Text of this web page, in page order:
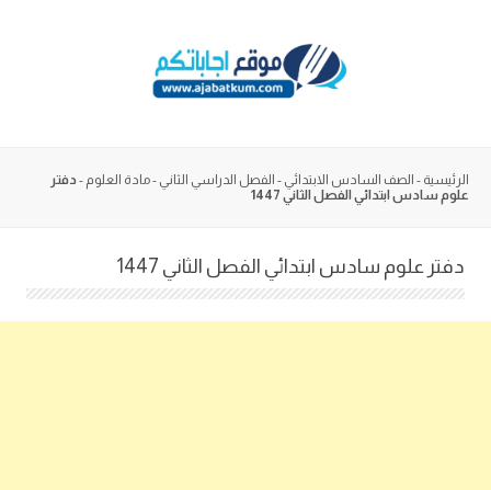
الرئيسية - الصف السادس الابتدائي - الفصل الدراسي الثاني -مادة العلوم - دفتر
علوم سادس ابتدائي الفصل الثاني 1447
دفتر علوم سادس ابتدائي الفصل الثاني 1447